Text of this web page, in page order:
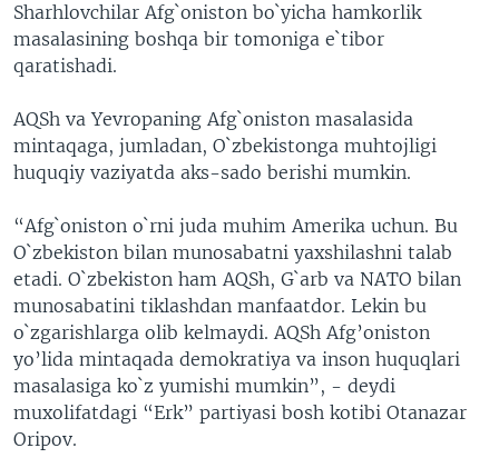
Sharhlovchilar Afg`oniston bo`yicha hamkorlik
masalasining boshqa bir tomoniga e`tibor
qaratishadi.
AQSh va Yevropaning Afg`oniston masalasida
mintaqaga, jumladan, O`zbekistonga muhtojligi
huquqiy vaziyatda aks-sado berishi mumkin.
“Afg`oniston o`rni juda muhim Amerika uchun. Bu
O`zbekiston bilan munosabatni yaxshilashni talab
etadi. O`zbekiston ham AQSh, G`arb va NATO bilan
munosabatini tiklashdan manfaatdor. Lekin bu
o`zgarishlarga olib kelmaydi. AQSh Afg’oniston
yo’lida mintaqada demokratiya va inson huquqlari
masalasiga ko`z yumishi mumkin”, - deydi
muxolifatdagi “Erk” partiyasi bosh kotibi Otanazar
Oripov.